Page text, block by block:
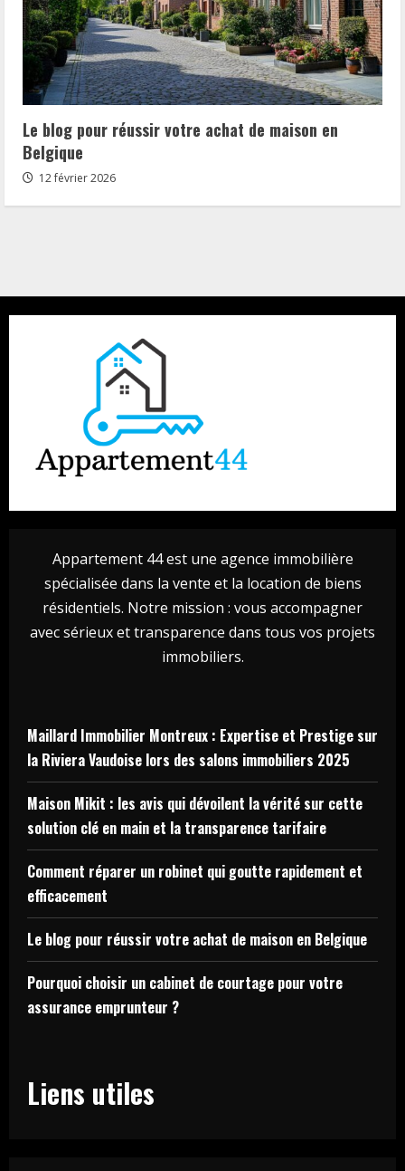
Le blog pour réussir votre achat de maison en
Belgique
12 février 2026
Appartement 44 est une agence immobilière
spécialisée dans la vente et la location de biens
résidentiels. Notre mission : vous accompagner
avec sérieux et transparence dans tous vos projets
immobiliers.
Maillard Immobilier Montreux : Expertise et Prestige sur
la Riviera Vaudoise lors des salons immobiliers 2025
Maison Mikit : les avis qui dévoilent la vérité sur cette
solution clé en main et la transparence tarifaire
Comment réparer un robinet qui goutte rapidement et
efficacement
Le blog pour réussir votre achat de maison en Belgique
Pourquoi choisir un cabinet de courtage pour votre
assurance emprunteur ?
Liens utiles